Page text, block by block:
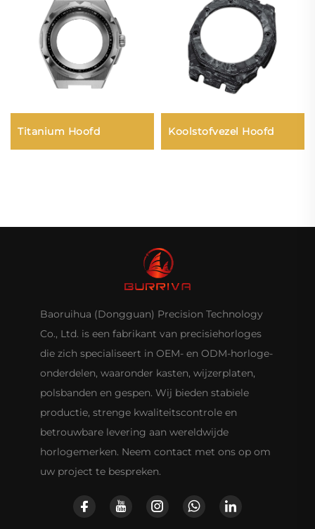
Titanium Hoofd Koolstofvezel Hoofd
Baoruihua (Dongguan) Precision Technology
Co., Ltd. is een fabrikant van precisiehorloges
die zich specialiseert in OEM- en ODM-horloge-
onderdelen, waaronder kasten, wijzerplaten,
polsbanden en gespen. Wij bieden stabiele
productie, strenge kwaliteitscontrole en
betrouwbare levering aan wereldwijde
horlogemerken. Neem contact met ons op om
uw project te bespreken.